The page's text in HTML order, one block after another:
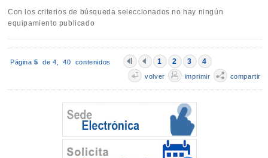
Con los criterios de búsqueda seleccionados no hay ningún
equipamiento publicado
Página 5 de 4,40 contenidos 1 2 3 4
volver imprimir compartir